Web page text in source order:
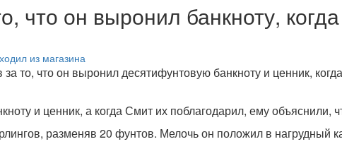
он выронил банкноту,
что он выронил десятифунтовую банкноту и ценник,
и ценник, а когда Смит их поблагодарил, ему объяснили,
разменяв 20 фунтов. Мелочь он положил в нагрудный